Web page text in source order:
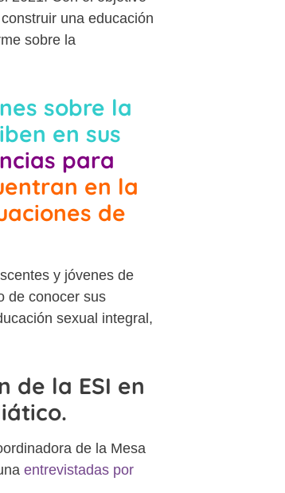
una educación
sobre la
sobre la
en sus
para
en la
de
y jóvenes de
de conocer sus
sexual integral,
de la ESI en
de la Mesa
entrevistadas por